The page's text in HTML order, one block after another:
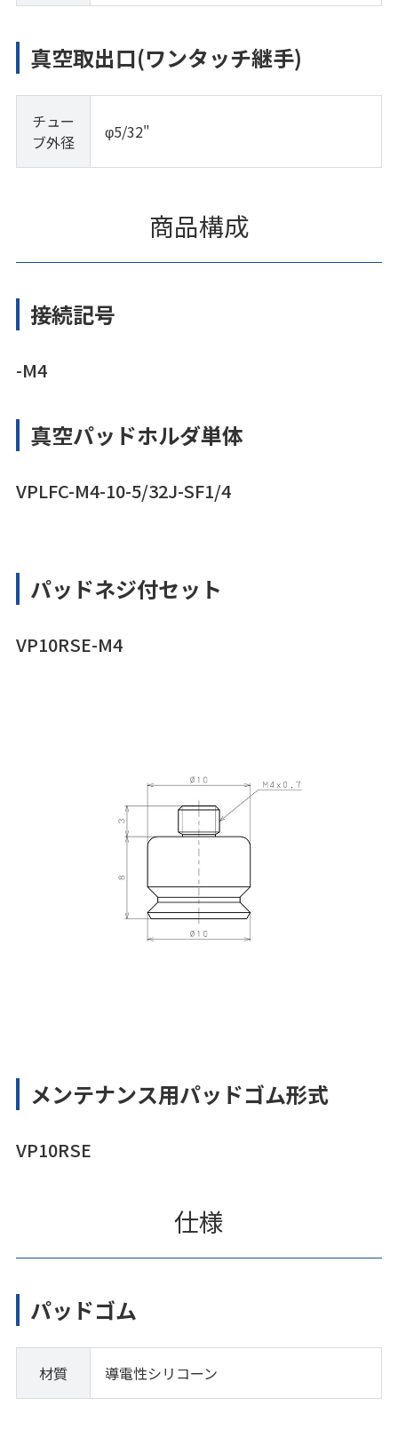
真空取出口(ワンタッチ継手)
チュー
ブ外径
φ5/32"
商品構成
接続記号
-M4
真空パッドホルダ単体
VPLFC-M4-10-5/32J-SF1/4
パッドネジ付セット
VP10RSE-M4
メンテナンス用パッドゴム形式
VP10RSE
仕様
パッドゴム
材質 導電性シリコーン